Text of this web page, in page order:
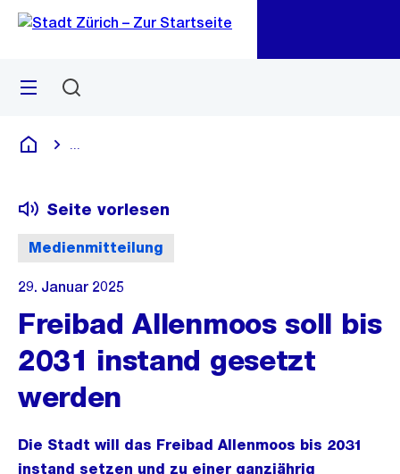
Navigation
Sprunglink
Menü
Deutsch
Medienmitteilung
Seite vorlesen
29. Januar 2025
Freibad Allenmoos soll bis
2031 instand gesetzt
werden
Die Stadt will das Freibad Allenmoos bis 2031
instand setzen und zu einer ganzjährig